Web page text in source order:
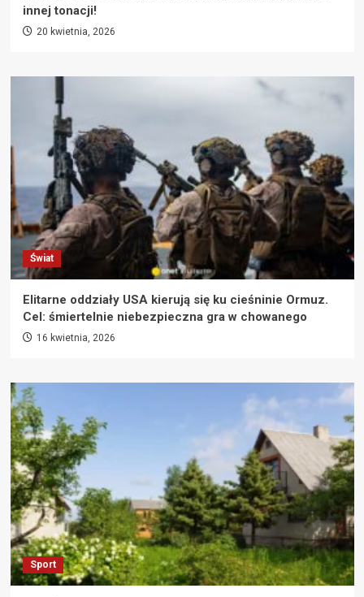
innej tonacji!
20 kwietnia, 2026
Świat
Elitarne oddziały USA kierują się ku cieśninie Ormuz.
Cel: śmiertelnie niebezpieczna gra w chowanego
16 kwietnia, 2026
Sport